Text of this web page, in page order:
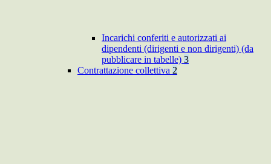
Incarichi conferiti e autorizzati ai
dipendenti (dirigenti e non dirigenti) (da
pubblicare in tabelle) 3
Contrattazione collettiva 2